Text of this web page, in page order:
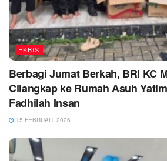
EKBIS
Berbagi Jumat Berkah, BRI KC
Cilangkap ke Rumah Asuh
Fadhilah Insan
15 FEBRUARI 2026